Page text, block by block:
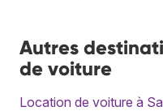
Autres
de voiture
Location de voiture à